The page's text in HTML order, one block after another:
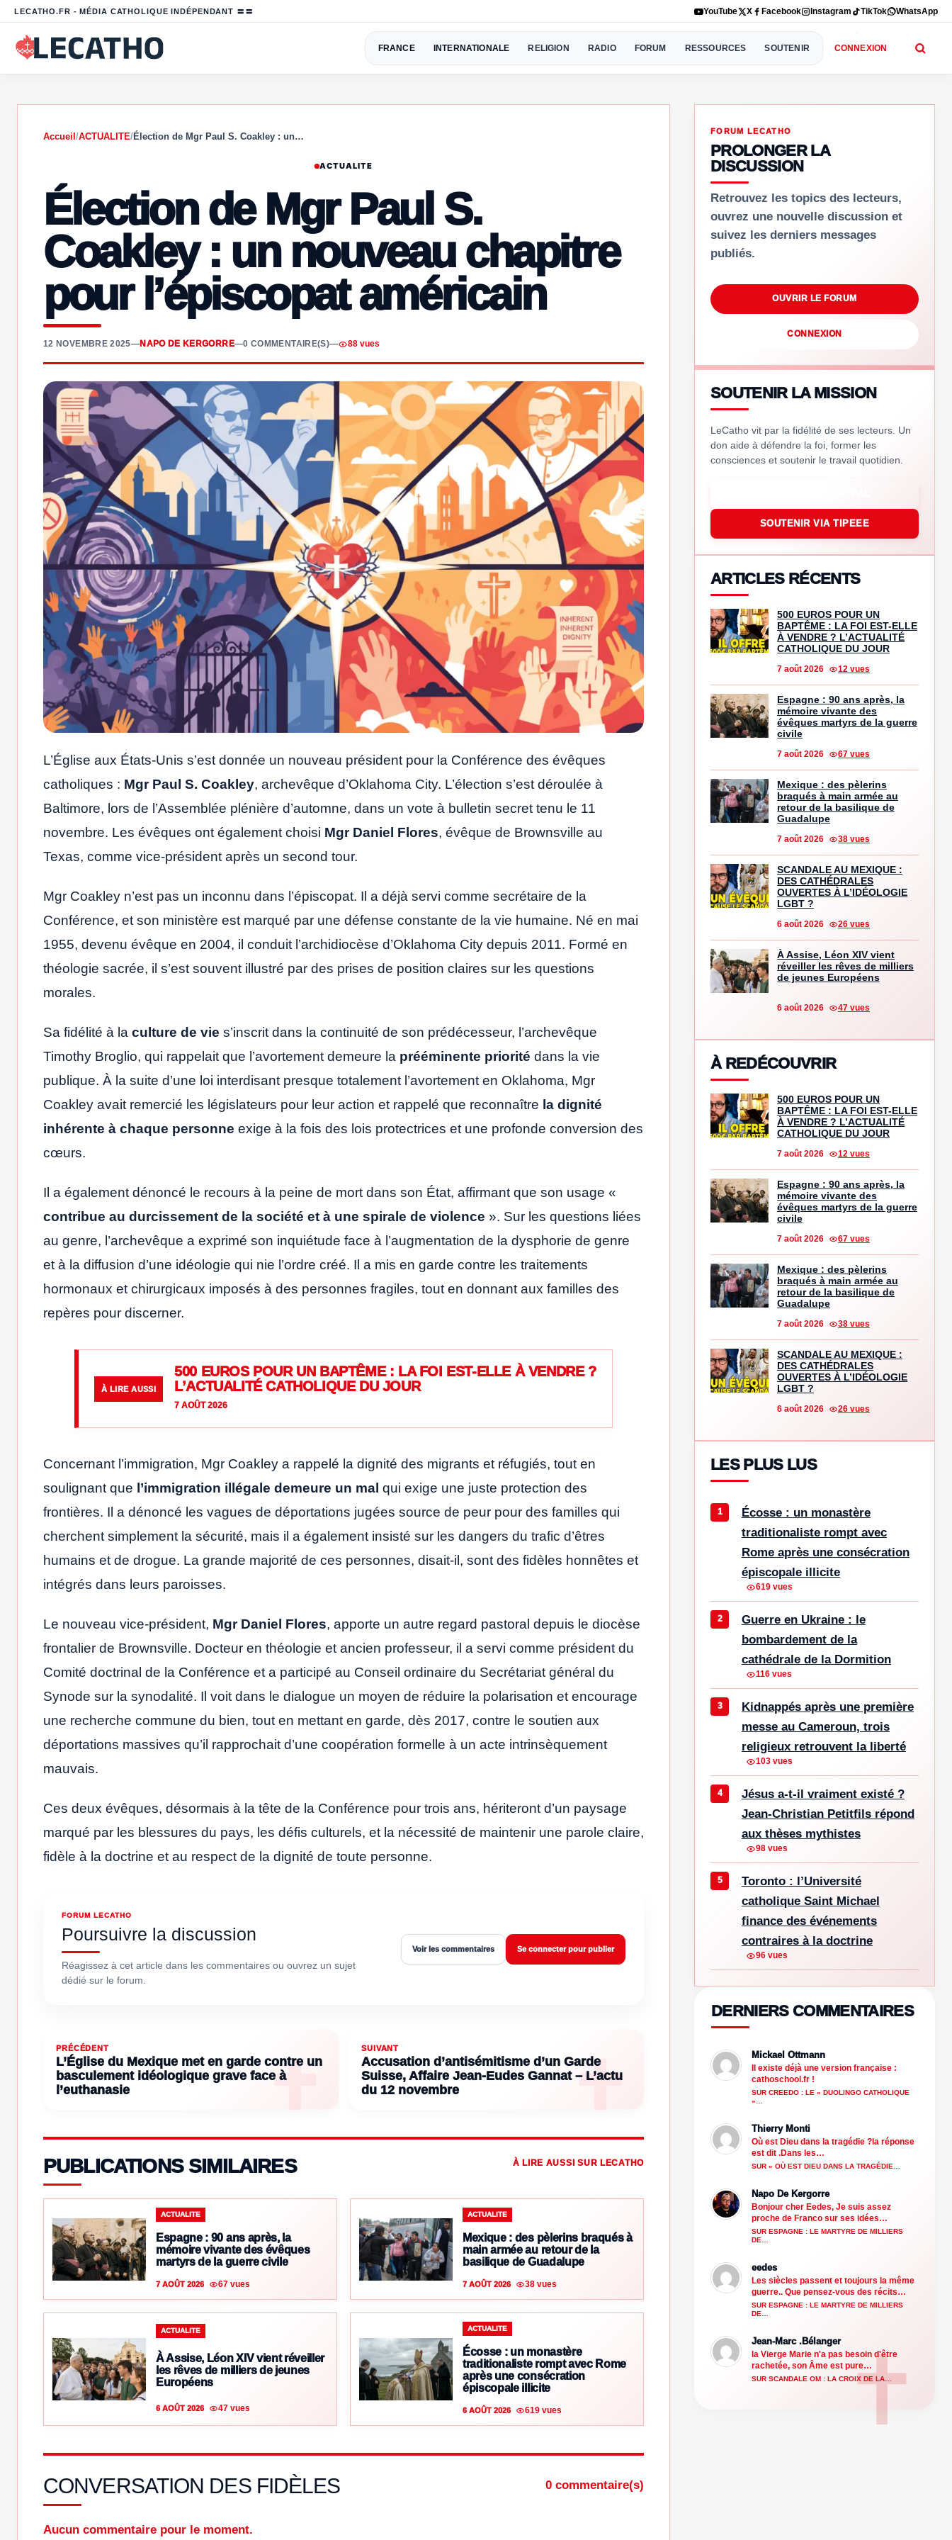
LECATHO.FR - MÉDIA CATHOLIQUE INDÉPENDANT 〓〓 YouTube X Facebook Instagram TikTok WhatsApp
FRANCE INTERNATIONALE RELIGION RADIO FORUM RESSOURCES SOUTENIR CONNEXION
Accueil /ACTUALITE/Élection de Mgr Paul S. Coakley : un…
ACTUALITE
Élection de Mgr Paul S.
Coakley : un nouveau chapitre
pour l’épiscopat américain
12 NOVEMBRE 2025—NAPO DE KERGORRE—0 COMMENTAIRE(S)— 88 vues
L’Église aux États-Unis s’est donnée un nouveau président pour la Conférence des évêques
catholiques : Mgr Paul S. Coakley, archevêque d’Oklahoma City. L’élection s’est déroulée à
Baltimore, lors de l’Assemblée plénière d’automne, dans un vote à bulletin secret tenu le 11
novembre. Les évêques ont également choisi Mgr Daniel Flores, évêque de Brownsville au
Texas, comme vice-président après un second tour.
Mgr Coakley n’est pas un inconnu dans l’épiscopat. Il a déjà servi comme secrétaire de la
Conférence, et son ministère est marqué par une défense constante de la vie humaine. Né en mai
1955, devenu évêque en 2004, il conduit l’archidiocèse d’Oklahoma City depuis 2011. Formé en
théologie sacrée, il s’est souvent illustré par des prises de position claires sur les questions
morales.
Sa fidélité à la culture de vie s’inscrit dans la continuité de son prédécesseur, l’archevêque
Timothy Broglio, qui rappelait que l’avortement demeure la prééminente priorité dans la vie
publique. À la suite d’une loi interdisant presque totalement l’avortement en Oklahoma, Mgr
Coakley avait remercié les législateurs pour leur action et rappelé que reconnaître la dignité
inhérente à chaque personne exige à la fois des lois protectrices et une profonde conversion des
cœurs.
Il a également dénoncé le recours à la peine de mort dans son État, affirmant que son usage «
contribue au durcissement de la société et à une spirale de violence ». Sur les questions liées
au genre, l’archevêque a exprimé son inquiétude face à l’augmentation de la dysphorie de genre
et à la diffusion d’une idéologie qui nie l’ordre créé. Il a mis en garde contre les traitements
hormonaux et chirurgicaux imposés à des personnes fragiles, tout en donnant aux familles des
repères pour discerner.
À LIRE AUSSI
500 EUROS POUR UN BAPTÊME : LA FOI EST-ELLE À VENDRE ?
L’ACTUALITÉ CATHOLIQUE DU JOUR
7 AOÛT 2026
Concernant l’immigration, Mgr Coakley a rappelé la dignité des migrants et réfugiés, tout en
soulignant que l’immigration illégale demeure un mal qui exige une juste protection des
frontières. Il a dénoncé les vagues de déportations jugées source de peur pour des familles qui
cherchent simplement la sécurité, mais il a également insisté sur les dangers du trafic d’êtres
humains et de drogue. La grande majorité de ces personnes, disait-il, sont des fidèles honnêtes et
intégrés dans leurs paroisses.
Le nouveau vice-président, Mgr Daniel Flores, apporte un autre regard pastoral depuis le diocèse
frontalier de Brownsville. Docteur en théologie et ancien professeur, il a servi comme président du
Comité doctrinal de la Conférence et a participé au Conseil ordinaire du Secrétariat général du
Synode sur la synodalité. Il voit dans le dialogue un moyen de réduire la polarisation et encourage
une recherche commune du bien, tout en mettant en garde, dès 2017, contre le soutien aux
déportations massives qu’il rapprochait d’une coopération formelle à un acte intrinsèquement
mauvais.
Ces deux évêques, désormais à la tête de la Conférence pour trois ans, hériteront d’un paysage
marqué par les blessures du pays, les défis culturels, et la nécessité de maintenir une parole claire,
fidèle à la doctrine et au respect de la dignité de toute personne.
FORUM LECATHO
Poursuivre la discussion
Réagissez à cet article dans les commentaires ou ouvrez un sujet
dédié sur le forum.
Voir les commentaires Se connecter pour publier
PRÉCÉDENT
L’Église du Mexique met en garde contre un
basculement idéologique grave face à
l’euthanasie
SUIVANT
Accusation d’antisémitisme d’un Garde
Suisse, Affaire Jean-Eudes Gannat – L’actu
du 12 novembre
PUBLICATIONS SIMILAIRES À LIRE AUSSI SUR LECATHO
ACTUALITE
Espagne : 90 ans après, la
mémoire vivante des évêques
martyrs de la guerre civile
7 AOÛT 2026 67 vues
ACTUALITE
Mexique : des pèlerins braqués à
main armée au retour de la
basilique de Guadalupe
7 AOÛT 2026 38 vues
ACTUALITE
À Assise, Léon XIV vient réveiller
les rêves de milliers de jeunes
Européens
6 AOÛT 2026 47 vues
ACTUALITE
Écosse : un monastère
traditionaliste rompt avec Rome
après une consécration
épiscopale illicite
6 AOÛT 2026 619 vues
CONVERSATION DES FIDÈLES 0 commentaire(s)
Aucun commentaire pour le moment.
FORUM LECATHO
PROLONGER LA
DISCUSSION
Retrouvez les topics des lecteurs,
ouvrez une nouvelle discussion et
suivez les derniers messages
publiés.
OUVRIR LE FORUM
CONNEXION
SOUTENIR LA MISSION
LeCatho vit par la fidélité de ses lecteurs. Un
don aide à défendre la foi, former les
consciences et soutenir le travail quotidien.
SOUTENIR VIA TIPEEE
ARTICLES RÉCENTS
500 EUROS POUR UN
BAPTÊME : LA FOI EST-ELLE
À VENDRE ? L’ACTUALITÉ
CATHOLIQUE DU JOUR
7 août 2026 12 vues
Espagne : 90 ans après, la
mémoire vivante des
évêques martyrs de la guerre
civile
7 août 2026 67 vues
Mexique : des pèlerins
braqués à main armée au
retour de la basilique de
Guadalupe
7 août 2026 38 vues
SCANDALE AU MEXIQUE :
DES CATHÉDRALES
OUVERTES À L’IDÉOLOGIE
LGBT ?
6 août 2026 26 vues
À Assise, Léon XIV vient
réveiller les rêves de milliers
de jeunes Européens
6 août 2026 47 vues
À REDÉCOUVRIR
500 EUROS POUR UN
BAPTÊME : LA FOI EST-ELLE
À VENDRE ? L’ACTUALITÉ
CATHOLIQUE DU JOUR
7 août 2026 12 vues
Espagne : 90 ans après, la
mémoire vivante des
évêques martyrs de la guerre
civile
7 août 2026 67 vues
Mexique : des pèlerins
braqués à main armée au
retour de la basilique de
Guadalupe
7 août 2026 38 vues
SCANDALE AU MEXIQUE :
DES CATHÉDRALES
OUVERTES À L’IDÉOLOGIE
LGBT ?
6 août 2026 26 vues
LES PLUS LUS
Écosse : un monastère
traditionaliste rompt avec
Rome après une consécration
épiscopale illicite
619 vues
Guerre en Ukraine : le
bombardement de la
cathédrale de la Dormition
116 vues
Kidnappés après une première
messe au Cameroun, trois
religieux retrouvent la liberté
103 vues
Jésus a-t-il vraiment existé ?
Jean-Christian Petitfils répond
aux thèses mythistes
98 vues
Toronto : l’Université
catholique Saint Michael
finance des événements
contraires à la doctrine
96 vues
DERNIERS COMMENTAIRES
Mickael Ottmann
Il existe déjà une version française :
cathoschool.fr !
SUR CREEDO : LE « DUOLINGO CATHOLIQUE
»…
Thierry Monti
Où est Dieu dans la tragédie ?la réponse
est dit .Dans les…
SUR « OÙ EST DIEU DANS LA TRAGÉDIE…
Napo De Kergorre
Bonjour cher Eedes, Je suis assez
proche de Franco sur ses idées…
SUR ESPAGNE : LE MARTYRE DE MILLIERS
DE…
eedes
Les siècles passent et toujours la même
guerre.. Que pensez-vous des récits…
SUR ESPAGNE : LE MARTYRE DE MILLIERS
DE…
Jean-Marc .Bélanger
la Vierge Marie n'a pas besoin d'être
rachetée, son Âme est pure…
SUR SCANDALE OM : LA CROIX DE LA…